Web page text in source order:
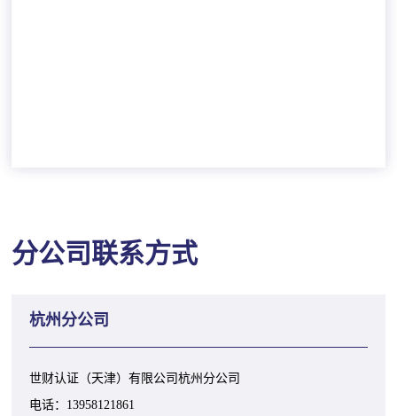
分公司联系方式
杭州分公司
世财认证（天津）有限公司杭州分公司
电话：13958121861